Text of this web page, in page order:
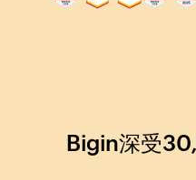
Bigin深受